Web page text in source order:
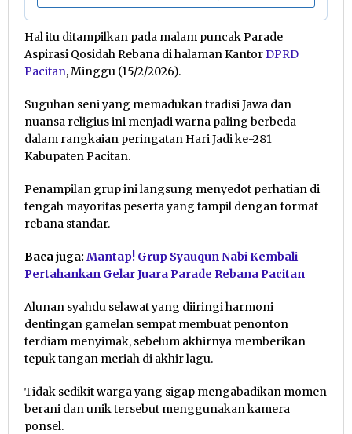
Hal itu ditampilkan pada malam puncak Parade
Aspirasi Qosidah Rebana di halaman KantorDPRD
Pacitan, Minggu (15/2/2026).
Suguhan seni yang memadukan tradisi Jawa dan
nuansa religius ini menjadi warna paling berbeda
dalam rangkaian peringatan Hari Jadi ke-281
Kabupaten Pacitan.
Penampilan grup ini langsung menyedot perhatian di
tengah mayoritas peserta yang tampil dengan format
rebana standar.
Baca juga: Mantap! Grup Syauqun Nabi Kembali
Pertahankan Gelar Juara Parade Rebana Pacitan
Alunan syahdu selawat yang diiringi harmoni
dentingan gamelan sempat membuat penonton
terdiam menyimak, sebelum akhirnya memberikan
tepuk tangan meriah di akhir lagu.
Tidak sedikit warga yang sigap mengabadikan momen
berani dan unik tersebut menggunakan kamera
ponsel.